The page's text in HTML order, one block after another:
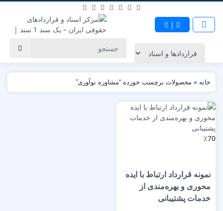
|
خانه » محصولات برچسب خورده “مشاوره نوآوری”
٪70
نمونه قرارداد ارتباط با ایده
محوری و بهره‌مندی از
خدمات پشتیبانی